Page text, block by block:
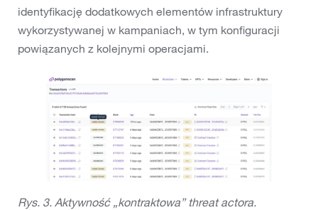
identyfikację dodatkowych elementów infrastruktury
wykorzystywanej w kampaniach, w tym konfiguracji
powiązanych z kolejnymi operacjami.
Rys. 3. Aktywność „kontraktowa” threat actora.